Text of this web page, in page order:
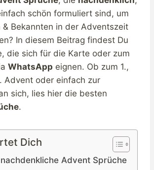
schön formuliert sind, um
& Bekannten in der Adventszeit
In diesem Beitrag findest Du
die sich für die Karte oder zum
WhatsApp eignen. Ob zum 1.,
Advent oder einfach zur
sich, lies hier die besten
.
Dich
Advent Sprüche